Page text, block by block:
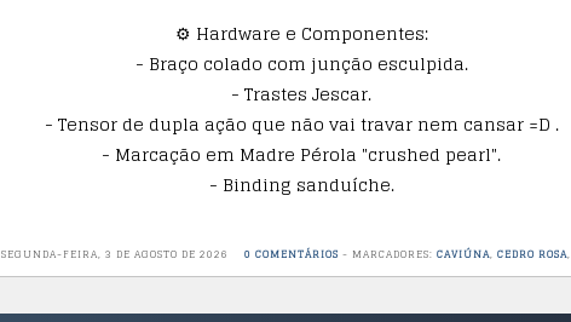
⚙️ Hardware e Componentes:
- Braço colado com junção esculpida.
- Trastes Jescar.
- Tensor de dupla ação que não vai travar nem cansar =D .
- Marcação em Madre Pérola "crushed pearl".
- Binding sanduíche.
SEGUNDA-FEIRA, 3 DE AGOSTO DE 2026 0 COMENTÁRIOS - MARCADORES: CAVIÚNA, CEDRO ROSA,